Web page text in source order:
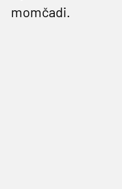
momčadi.